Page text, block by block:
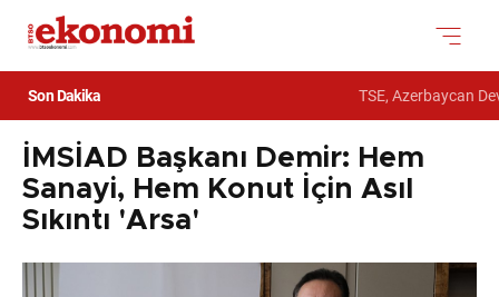
Son Dakika TSE, Azerbaycan
İMSİAD Başkanı Demir: Hem
Sanayi, Hem Konut İçin Asıl
Sıkıntı 'Arsa'